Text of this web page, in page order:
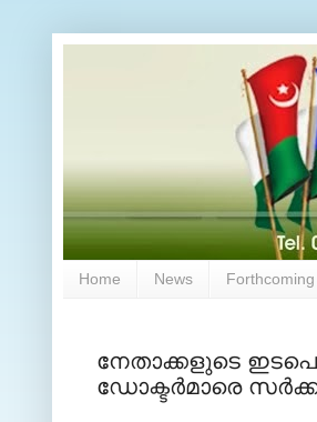
Home News
നേതാക്കളുടെ
ഡോക്ടര്‍മാരെ